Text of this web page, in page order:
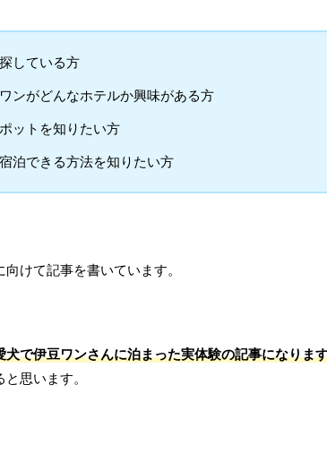
している方
ンがどんなホテルか興味がある方
ットを知りたい方
泊できる方法を知りたい方
けて記事を書いています。
犬で伊豆ワンさんに泊まった実体験の記事になりま
思います。